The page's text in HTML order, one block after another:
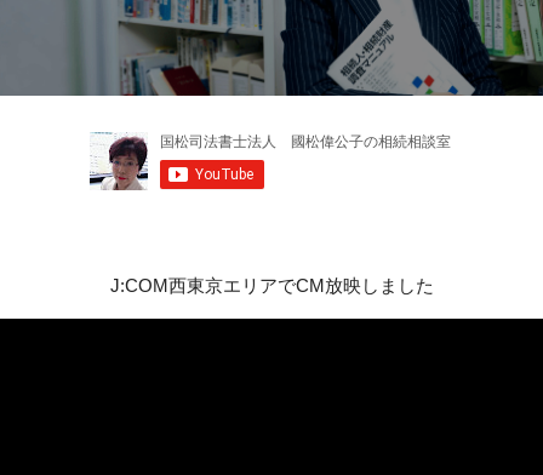
J:COM西東京エリアでCM放映しました